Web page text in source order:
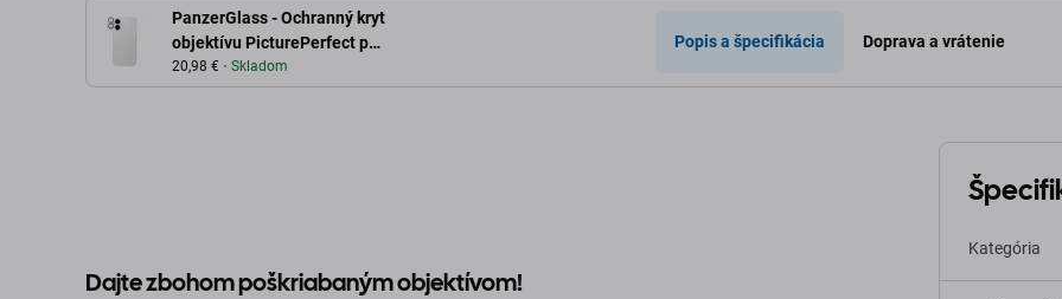
PanzerGlass - Ochranný kryt
objektívu PicturePerfect pre
iPhone 17, číra
20,98 € Skladom
Popis a špecifikácia Doprava a vrátenie
Dajte zbohom poškriabaným objektívom!
Kategória